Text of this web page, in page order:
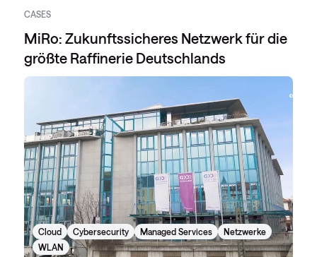
CASES
MiRo: Zukunftssicheres Netzwerk für die
größte Raffinerie Deutschlands
Cloud Cybersecurity Managed Services
Netzwerke
WLAN